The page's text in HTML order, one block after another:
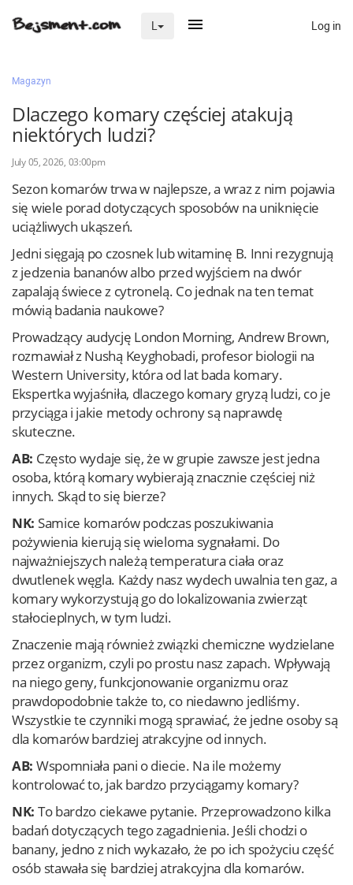
Na skróty
Zaloguj przez Clascal
Log in
Magazyn
Dlaczego komary częściej atakują
niektórych ludzi?
July 05, 2026, 03:00pm
Sezon komarów trwa w najlepsze, a wraz z nim pojawia
się wiele porad dotyczących sposobów na uniknięcie
uciążliwych ukąszeń.
Jedni sięgają po czosnek lub witaminę B. Inni rezygnują
z jedzenia bananów albo przed wyjściem na dwór
zapalają świece z cytronelą. Co jednak na ten temat
mówią badania naukowe?
Prowadzący audycję London Morning, Andrew Brown,
rozmawiał z Nushą Keyghobadi, profesor biologii na
Western University, która od lat bada komary.
Ekspertka wyjaśniła, dlaczego komary gryzą ludzi, co je
przyciąga i jakie metody ochrony są naprawdę
skuteczne.
AB: Często wydaje się, że w grupie zawsze jest jedna
osoba, którą komary wybierają znacznie częściej niż
innych. Skąd to się bierze?
NK: Samice komarów podczas poszukiwania
pożywienia kierują się wieloma sygnałami. Do
najważniejszych należą temperatura ciała oraz
dwutlenek węgla. Każdy nasz wydech uwalnia ten gaz, a
komary wykorzystują go do lokalizowania zwierząt
stałocieplnych, w tym ludzi.
Znaczenie mają również związki chemiczne wydzielane
przez organizm, czyli po prostu nasz zapach. Wpływają
na niego geny, funkcjonowanie organizmu oraz
prawdopodobnie także to, co niedawno jedliśmy.
Wszystkie te czynniki mogą sprawiać, że jedne osoby są
dla komarów bardziej atrakcyjne od innych.
AB: Wspomniała pani o diecie. Na ile możemy
kontrolować to, jak bardzo przyciągamy komary?
NK: To bardzo ciekawe pytanie. Przeprowadzono kilka
badań dotyczących tego zagadnienia. Jeśli chodzi o
banany, jedno z nich wykazało, że po ich spożyciu część
osób stawała się bardziej atrakcyjna dla komarów.